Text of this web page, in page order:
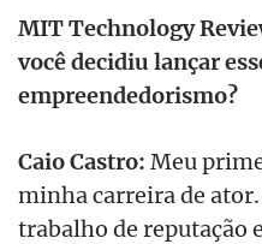
MIT Technology
você decidiu lançar
empreendedorismo?
Caio Castro: Meu
minha carreira de
trabalho de reputação